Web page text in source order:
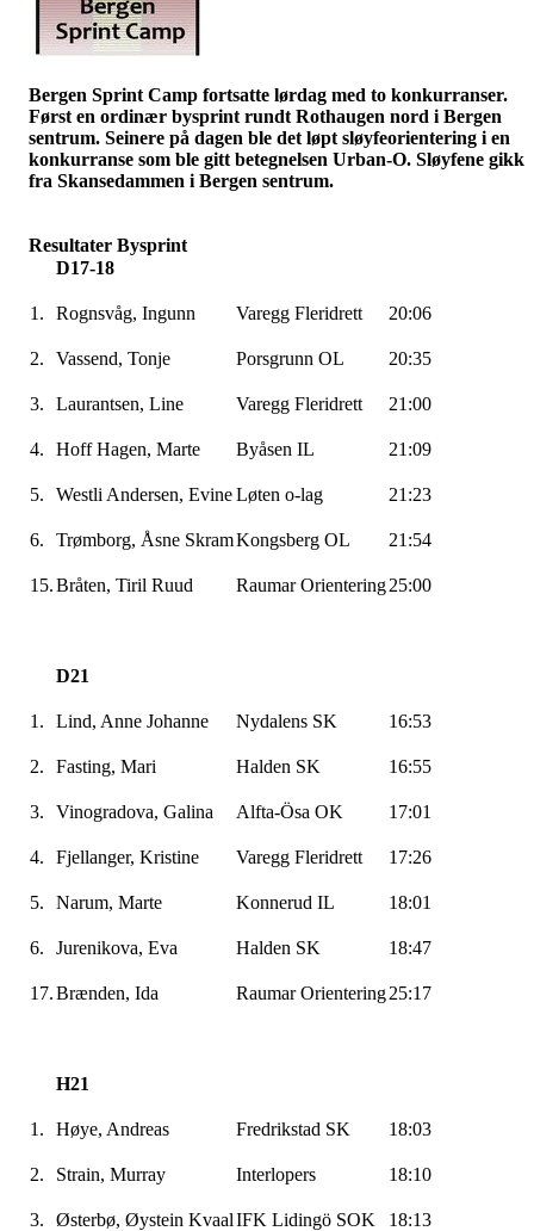
Bergen Sprint Camp fortsatte lørdag med to konkurranser.
Først en ordinær bysprint rundt Rothaugen nord i Bergen
sentrum. Seinere på dagen ble det løpt sløyfeorientering i en
konkurranse som ble gitt betegnelsen Urban-O. Sløyfene gikk
fra Skansedammen i Bergen sentrum.
Resultater Bysprint
D17-18
1. Rognsvåg, Ingunn Varegg Fleridrett 20:06
2. Vassend, Tonje Porsgrunn OL 20:35
3. Laurantsen, Line Varegg Fleridrett 21:00
4. Hoff Hagen, Marte Byåsen IL 21:09
5. Westli Andersen, EvineLøten o-lag 21:23
6. Trømborg, Åsne SkramKongsberg OL 21:54
15.Bråten, Tiril Ruud RaumarOrientering25:00
D21
1. Lind, Anne Johanne Nydalens SK 16:53
2. Fasting, Mari Halden SK 16:55
3. Vinogradova, Galina Alfta-Ösa OK 17:01
4. Fjellanger, Kristine Varegg Fleridrett 17:26
5. Narum, Marte Konnerud IL 18:01
6. Jurenikova, Eva Halden SK 18:47
17.Brænden, Ida RaumarOrientering25:17
H21
1. Høye, Andreas Fredrikstad SK 18:03
2. Strain, Murray Interlopers 18:10
3. Østerbø, Øystein KvaalIFK Lidingö SOK 18:13